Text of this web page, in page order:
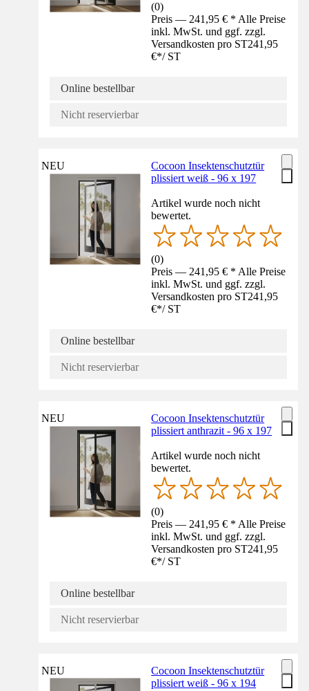
(0)
Preis — 241,95 € * Alle Preise
inkl. MwSt. und ggf. zzgl.
Versandkosten pro ST241,95
€*/ ST
Online bestellbar
Nicht reservierbar
NEU
Cocoon Insektenschutztür
plissiert weiß - 96 x 197
Artikel wurde noch nicht
bewertet.
(0)
Preis — 241,95 € * Alle Preise
inkl. MwSt. und ggf. zzgl.
Versandkosten pro ST241,95
€*/ ST
Online bestellbar
Nicht reservierbar
NEU
Cocoon Insektenschutztür
plissiert anthrazit - 96 x 197
Artikel wurde noch nicht
bewertet.
(0)
Preis — 241,95 € * Alle Preise
inkl. MwSt. und ggf. zzgl.
Versandkosten pro ST241,95
€*/ ST
Online bestellbar
Nicht reservierbar
NEU
Cocoon Insektenschutztür
plissiert weiß - 96 x 194